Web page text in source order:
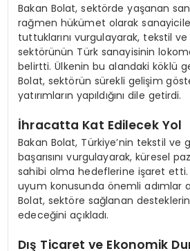
Bakan Bolat, sektörde yaşanan
rağmen hükümet olarak
tuttuklarını vurgulayarak, tekstil
sektörünün Türk sanayisinin
belirtti. Ülkenin bu alandaki köklü
Bolat, sektörün sürekli gelişim
yatırımların yapıldığını dile getirdi.
İhracatta Kat Edilecek Yol
Bakan Bolat, Türkiye’nin tekstil ve
başarısını vurgulayarak, küresel
sahibi olma hedeflerine işaret etti.
uyum konusunda önemli adımlar
Bolat, sektöre sağlanan
edeceğini açıkladı.
Dış Ticaret ve Ekonomik